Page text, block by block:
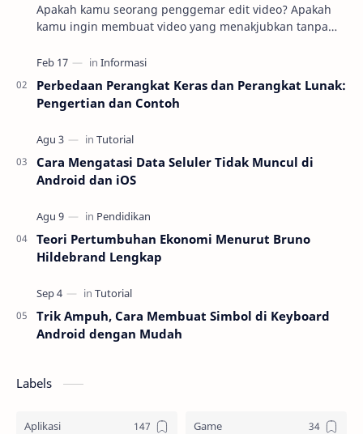
Apakah kamu seorang penggemar edit video? Apakah
kamu ingin membuat video yang menakjubkan tanpa
editin…
Perbedaan Perangkat Keras dan Perangkat Lunak:
Pengertian dan Contoh
Cara Mengatasi Data Seluler Tidak Muncul di
Android dan iOS
Teori Pertumbuhan Ekonomi Menurut Bruno
Hildebrand Lengkap
Trik Ampuh, Cara Membuat Simbol di Keyboard
Android dengan Mudah
Labels
Aplikasi Game